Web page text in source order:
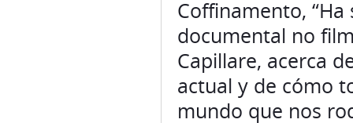
Coffinamento,
documental no
Capillare, acerca
actual y de cómo
mundo que nos